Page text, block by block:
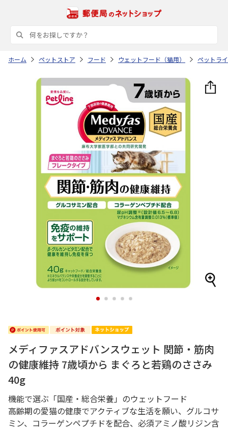
ホーム ペットストア フード ウェットフード（猫用） ペットラ
1 2 3 4 5
メディファスアドバンスウェット 関節・筋肉
の健康維持 7歳頃から まぐろと若鶏のささみ
40g
機能で選ぶ「国産・総合栄養」のウェットフード
高齢期の愛猫の健康でアクティブな生活を願い、グルコサ
ミン、コラーゲンペプチドを配合、必須アミノ酸リジン含